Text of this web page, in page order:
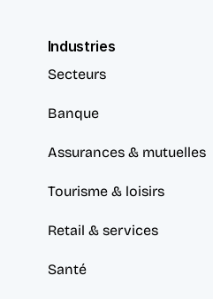
Industries
Secteurs
Banque
Assurances & mutuelles
Tourisme & loisirs
Retail & services
Santé